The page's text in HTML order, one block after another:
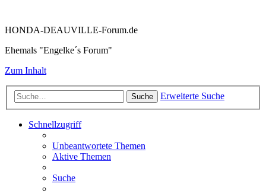
HONDA-DEAUVILLE-Forum.de
Ehemals "Engelke´s Forum"
Zum Inhalt
Suche Erweiterte Suche
Schnellzugriff
Unbeantwortete Themen
Aktive Themen
Suche